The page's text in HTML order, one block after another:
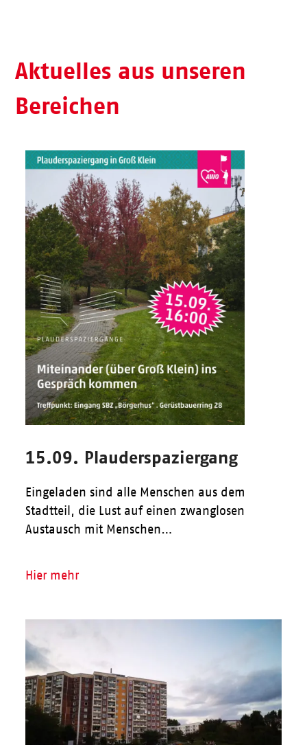
Aktuelles aus unseren
Bereichen
15.09. Plauderspaziergang
Eingeladen sind alle Menschen aus dem
Stadtteil, die Lust auf einen zwanglosen
Austausch mit Menschen…
Hier mehr